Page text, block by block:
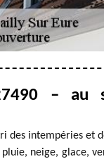
– au
des intempéries et
neige, glace,